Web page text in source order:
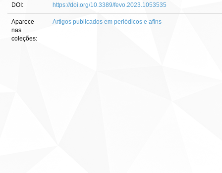
DOI: https://doi.org/10.3389/fevo.2023.1053535
Aparece
nas
coleções:
Artigos publicados em periódicos e afins